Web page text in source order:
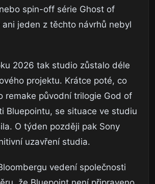
spin-off série Ghost of
ani jeden z těchto návrhů nebyl
2026 tak studio zůstalo déle
projektu. Krátce poté, co
remake původní trilogie God of
Bluepointu, se situace ve studiu
O týden později pak Sony
uzavření studia.
vedení společnosti